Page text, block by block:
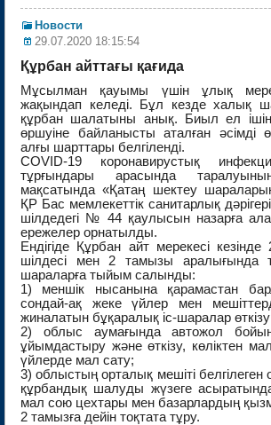
Новости
29.07.2020 18:15:54
Құрбан айттағы қағида
Мұсылман қауымы үшін ұлық
жақындап келеді. Бұл кезде халық
құрбан шалатыны анық. Биыл ел
өршуіне байланысты аталған әсімді
алғы шарттары белгіленді.
COVID-19 коронавирустық
тұрғындары арасында
мақсатында «Қатаң шектеу
ҚР Бас мемлекеттік санитарлық
шілдедегі № 44 қаулысын назарға
ережелер орнатылды.
Ендігіде Құрбан айт мерекесі
шілдесі мен 2 тамызы аралығында
шараларға тыйым салынды:
1) меншік нысанына қарамастан
сондай-ақ жеке үйлер мен
жиналатын бұқаралық іс-шаралар
2) облыс аумағында автожол
ұйымдастыру және өткізу, көліктен
үйлерде мал сату;
3) облыстың орталық мешіті белгілеген
құрбандық шалуды жүзеге
мал сою цехтары мен базарлардың
2 тамызға дейін тоқтата тұру.